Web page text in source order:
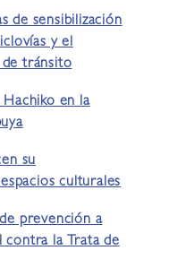
de sensibilización
y el
tránsito
en la
su
culturales
prevención a
contra la Trata de